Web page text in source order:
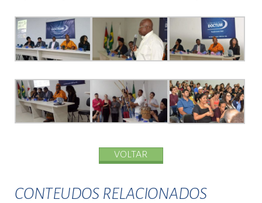
VOLTAR
CONTEUDOS RELACIONADOS